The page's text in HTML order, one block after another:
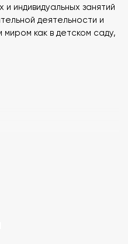
индивидуальных занятий
деятельности и
как в детском саду,